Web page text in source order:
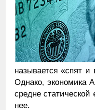
называется «спят и
Однако, экономика
средне
нее.